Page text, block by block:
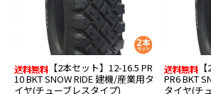
【2本セット】12-16.5 PR
10 BKT SNOW RIDE 建機/産業用タ
イヤ(チューブレスタイプ)
【
PR6 BKT
タイヤ(チ